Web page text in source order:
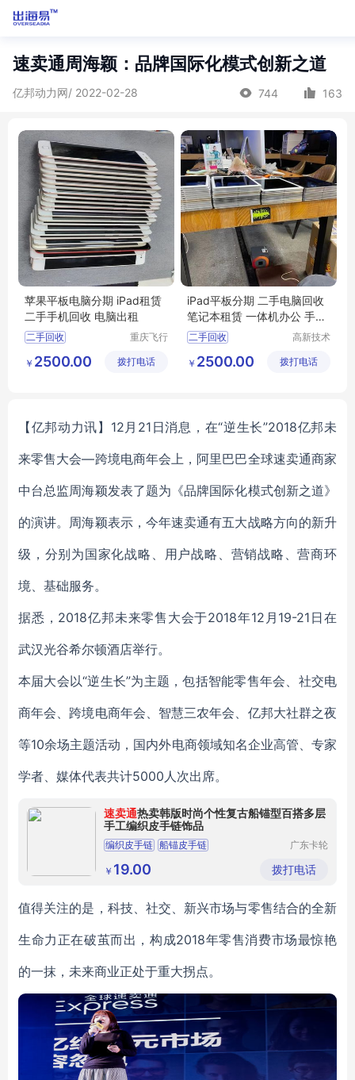
速卖通周海颖：品牌国际化模式创新之道
亿邦动力网/ 2022-02-28 744 163
苹果平板电脑分期 iPad租赁
二手手机回收 电脑出租
二手回收
重庆飞行
限公司
￥ 2500.00 拨打电话
iPad平板分期 二手电脑回收
笔记本租赁 一体机办公 手机
典当
二手回收
高新技术
区良驹电
￥ 2500.00 拨打电话
【亿邦动力讯】12月21日消息，在“逆生长”2018亿邦未
来零售大会—跨境电商年会上，阿里巴巴全球速卖通商家
中台总监周海颖发表了题为《品牌国际化模式创新之道》
的演讲。周海颖表示，今年速卖通有五大战略方向的新升
级，分别为国家化战略、用户战略、营销战略、营商环
境、基础服务。
据悉，2018亿邦未来零售大会于2018年12月19-21日在
武汉光谷希尔顿酒店举行。
本届大会以“逆生长”为主题，包括智能零售年会、社交电
商年会、跨境电商年会、智慧三农年会、亿邦大社群之夜
等10余场主题活动，国内外电商领域知名企业高管、专家
学者、媒体代表共计5000人次出席。
速卖通热卖韩版时尚个性复古船锚型百搭多层
手工编织皮手链饰品
编织皮手链 船锚皮手链
广东卡轮
公司
￥ 19.00 拨打电话
值得关注的是，科技、社交、新兴市场与零售结合的全新
生命力正在破茧而出，构成2018年零售消费市场最惊艳
的一抹，未来商业正处于重大拐点。